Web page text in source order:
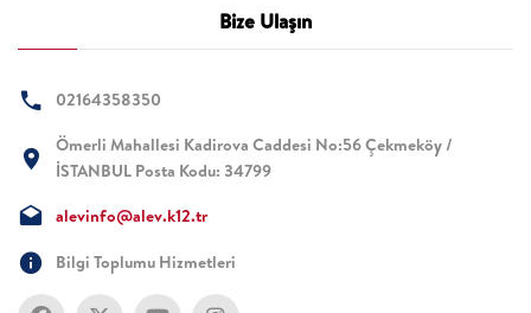
Bize Ulaşın
02164358350
Ömerli Mahallesi Kadirova Caddesi No:56 Çekmeköy /
İSTANBUL Posta Kodu: 34799
alevinfo@alev.k12.tr
Bilgi Toplumu Hizmetleri